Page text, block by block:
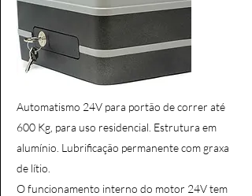
Automatismo 24V para portão de correr até
600 Kg, para uso residencial. Estrutura em
alumínio. Lubrificação permanente com graxa
de lítio.
O funcionamento interno do motor 24V tem